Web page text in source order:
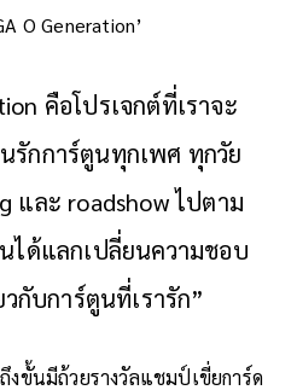
O Generation’
คือโปรเจกต์ที่เราจะ
รักการ์ตูนทุกเพศ ทุกวัย
และ roadshow ไปตาม
ได้แลกเปลี่ยนความชอบ
กับการ์ตูนที่เรารัก”
งขั้นมีถ้วยรางวัลแชมป์เขี่ยการ์ด